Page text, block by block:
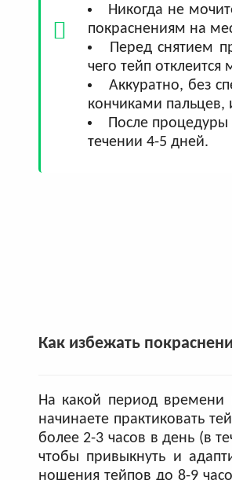
Никогда не
покраснениям на
Перед снятием
чего тейп отклеится
Аккуратно, без
кончиками пальцев,
После
течении 4-5 дней.
Как избежать
На какой период времени
начинаете практиковать
более 2-3 часов в день (в
чтобы привыкнуть и
ношения тейпов до 8-9